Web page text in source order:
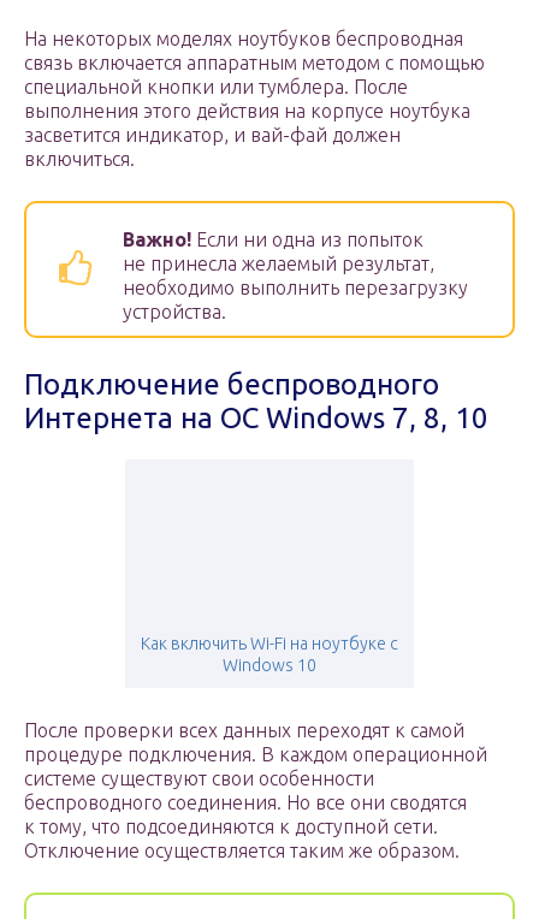
На некоторых моделях ноутбуков беспроводная
связь включается аппаратным методом с помощью
специальной кнопки или тумблера. После
выполнения этого действия на корпусе ноутбука
засветится индикатор, и вай-фай должен
включиться.
Важно! Если ни одна из попыток
не принесла желаемый результат,
необходимо выполнить перезагрузку
устройства.
Подключение беспроводного
Интернета на ОС Windows 7, 8, 10
Как включить Wi-Fi на ноутбуке с
Windows 10
После проверки всех данных переходят к самой
процедуре подключения. В каждом операционной
системе существуют свои особенности
беспроводного соединения. Но все они сводятся
к тому, что подсоединяются к доступной сети.
Отключение осуществляется таким же образом.